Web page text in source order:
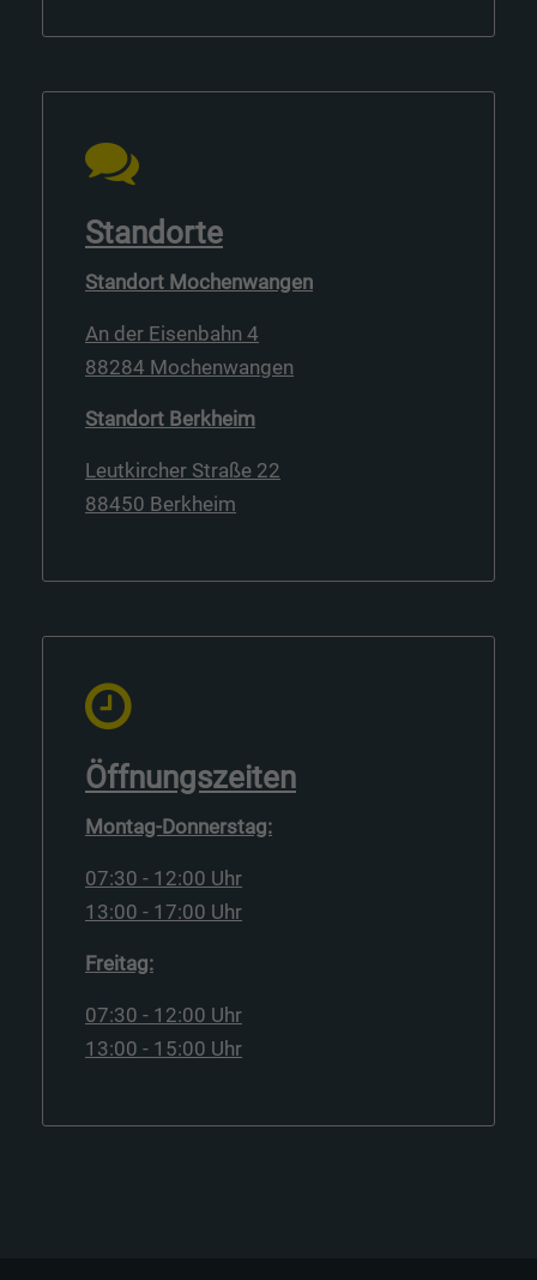
Standorte
Standort Mochenwangen
An der Eisenbahn 4
88284 Mochenwangen
Standort Berkheim
Leutkircher Straße 22
88450 Berkheim
Öffnungszeiten
Montag-Donnerstag:
07:30 - 12:00 Uhr
13:00 - 17:00 Uhr
Freitag:
07:30 - 12:00 Uhr
13:00 - 15:00 Uhr